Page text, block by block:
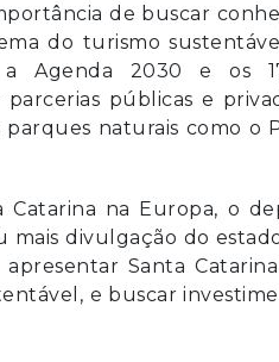
de buscar
do turismo
a Agenda 2030 e os
parcerias públicas e
naturais como o
na Europa, o
divulgação do
Santa
e buscar